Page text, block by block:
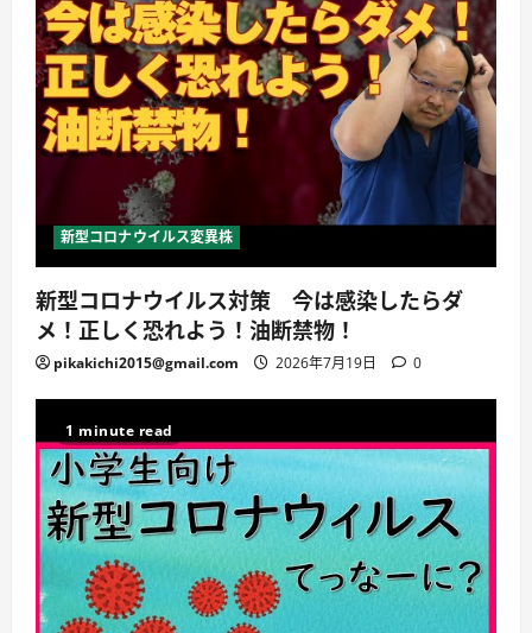
新型コロナウイルス変異株
新型コロナウイルス対策 今は感染したらダ
メ！正しく恐れよう！油断禁物！
pikakichi2015@gmail.com 2026年7月19日 0
1 minute read